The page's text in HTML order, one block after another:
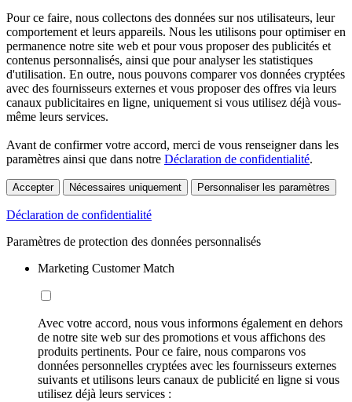
Pour ce faire, nous collectons des données sur nos utilisateurs, leur
comportement et leurs appareils. Nous les utilisons pour optimiser en
permanence notre site web et pour vous proposer des publicités et
contenus personnalisés, ainsi que pour analyser les statistiques
d'utilisation. En outre, nous pouvons comparer vos données cryptées
avec des fournisseurs externes et vous proposer des offres via leurs
canaux publicitaires en ligne, uniquement si vous utilisez déjà vous-
même leurs services.
Avant de confirmer votre accord, merci de vous renseigner dans les
paramètres ainsi que dans notre Déclaration de confidentialité.
Accepter Nécessaires uniquement Personnaliser les paramètres
Déclaration de confidentialité
Paramètres de protection des données personnalisés
Marketing Customer Match
Avec votre accord, nous vous informons également en dehors
de notre site web sur des promotions et vous affichons des
produits pertinents. Pour ce faire, nous comparons vos
données personnelles cryptées avec les fournisseurs externes
suivants et utilisons leurs canaux de publicité en ligne si vous
utilisez déjà leurs services :